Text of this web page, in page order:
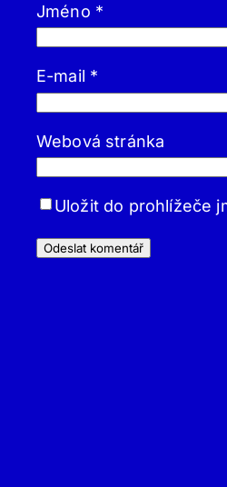
Jméno *
E-mail *
Webová stránka
Uložit do prohlížeče